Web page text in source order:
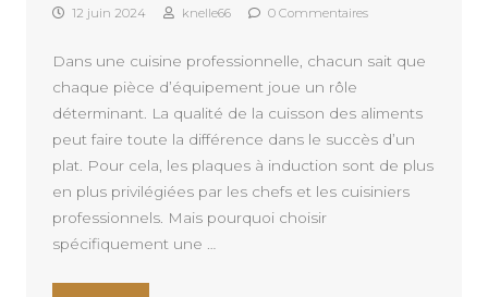
12 juin 2024 knelle66 0 Commentaires
Dans une cuisine professionnelle, chacun sait que
chaque pièce d’équipement joue un rôle
déterminant. La qualité de la cuisson des aliments
peut faire toute la différence dans le succès d’un
plat. Pour cela, les plaques à induction sont de plus
en plus privilégiées par les chefs et les cuisiniers
professionnels. Mais pourquoi choisir
spécifiquement une …